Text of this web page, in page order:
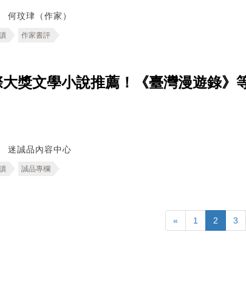
何玟珒（作家）
作家書評
大獎文學小說推薦！《臺灣漫遊錄》
迷誠品內容中心
誠品專欄
« 1 2 3